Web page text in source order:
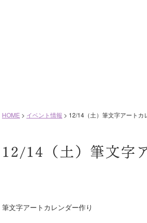
HOME > イベント情報 > 12/14（土）筆文字アートカ
12/14（土）筆文字
筆文字アートカレンダー作り